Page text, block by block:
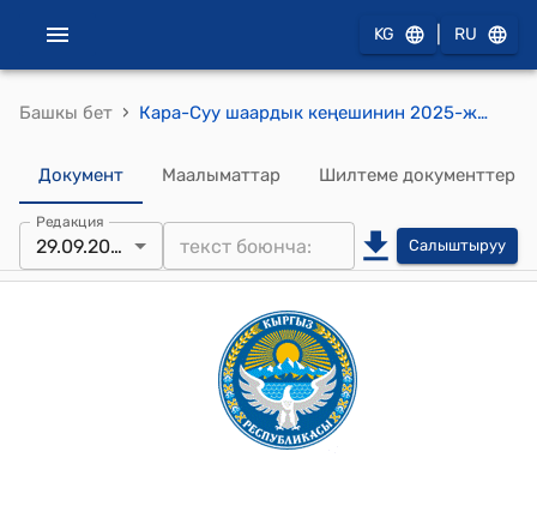
KG RU
Башкы бет › Кара-Суу шаардык кеңешинин 2025-жылдын 29-сентябры № 11/6 “Кара-Суу шаарынын Ардактуу Атуулу” наамы жөнүндө токтому
Документ Маалыматтар Шилтеме документтер
Редакция
29.09.2025 Салыштыруу